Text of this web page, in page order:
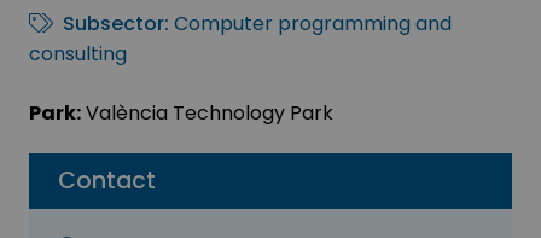
Contact
Subsector: Computer programming and
consulting
Park:València Technology Park